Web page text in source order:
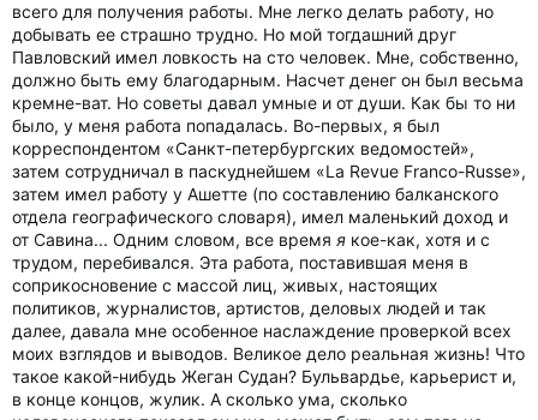
всего для получения работы. Мне легко делать работу, но
добывать ее страшно трудно. Но мой тогдашний друг
Павловский имел ловкость на сто человек. Мне, собственно,
должно быть ему благодарным. Насчет денег он был весьма
кремне-ват. Но советы давал умные и от души. Как бы то ни
было, у меня работа попадалась. Во-первых, я был
корреспондентом «Санкт-петербургских ведомостей»,
затем сотрудничал в паскуднейшем «La Revue Franco-Russe»,
затем имел работу у Ашетте (по составлению балканского
отдела географического словаря), имел маленький доход и
от Савина... Одним словом, все время я кое-как, хотя и с
трудом, перебивался. Эта работа, поставившая меня в
соприкосновение с массой лиц, живых, настоящих
политиков, журналистов, артистов, деловых людей и так
далее, давала мне особенное наслаждение проверкой всех
моих взглядов и выводов. Великое дело реальная жизнь! Что
такое какой-нибудь Жеган Судан? Бульвардье, карьерист и,
в конце концов, жулик. А сколько ума, сколько